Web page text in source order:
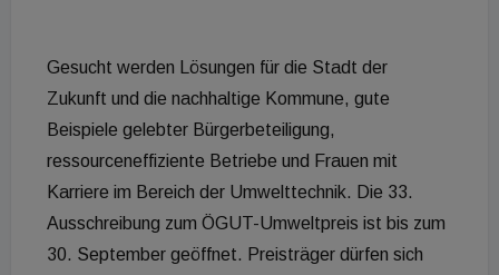
Gesucht werden Lösungen für die Stadt der
Zukunft und die nachhaltige Kommune, gute
Beispiele gelebter Bürgerbeteiligung,
ressourceneffiziente Betriebe und Frauen mit
Karriere im Bereich der Umwelttechnik. Die 33.
Ausschreibung zum ÖGUT-Umweltpreis ist bis zum
30. September geöffnet. Preisträger dürfen sich